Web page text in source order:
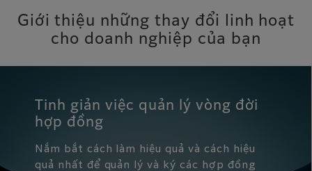
Giới thiệu những thay đổi linh hoạt
cho doanh nghiệp của bạn
Tinh giản việc quản lý vòng đời
hợp đồng
Nắm bắt cách làm hiệu quả và cách hiệu
quả nhất để quản lý và ký các hợp đồng